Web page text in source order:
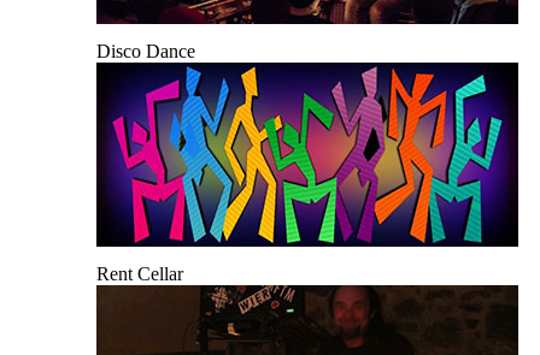
Disco Dance
Rent Cellar